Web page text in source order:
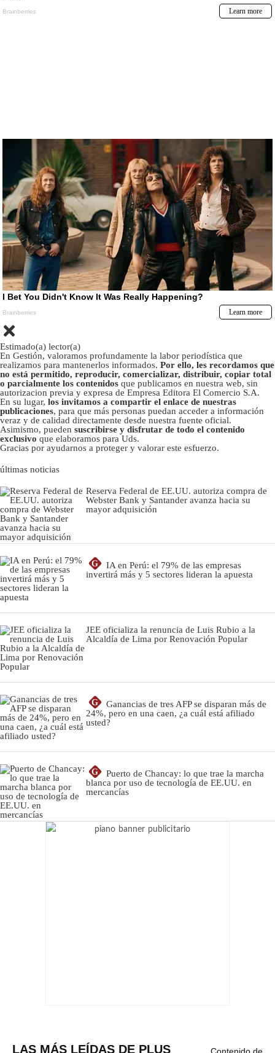
Estimado(a) lector(a)
En Gestión, valoramos profundamente la labor periodística que
realizamos para mantenerlos informados. Por ello, les recordamos que
no está permitido, reproducir, comercializar, distribuir, copiar total
o parcialmente los contenidos que publicamos en nuestra web, sin
autorizacion previa y expresa de Empresa Editora El Comercio S.A.
En su lugar, los invitamos a compartir el enlace de nuestras
publicaciones, para que más personas puedan acceder a información
veraz y de calidad directamente desde nuestra fuente oficial.
Asimismo, pueden suscribirse y disfrutar de todo el contenido
exclusivo que elaboramos para Uds.
Gracias por ayudarnos a proteger y valorar este esfuerzo.
últimas noticias
Reserva Federal de EE.UU. autoriza compra de
Webster Bank y Santander avanza hacia su
mayor adquisición
G
IA en Perú: el 79% de las empresas
invertirá más y 5 sectores lideran la apuesta
JEE oficializa la renuncia de Luis Rubio a la
Alcaldía de Lima por Renovación Popular
G
Ganancias de tres AFP se disparan más de
24%, pero en una caen, ¿a cuál está afiliado
usted?
G
Puerto de Chancay: lo que trae la marcha
blanca por uso de tecnología de EE.UU. en
mercancías
LAS MÁS LEÍDAS DE PLUS